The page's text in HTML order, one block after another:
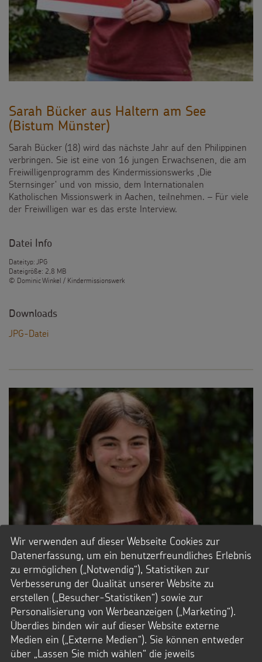
Sarah Bücker aus Haltern am See
(Bistum Münster)
Sarah Bücker (18) wird das nächste Jahr auf den Philippinen
verbringen. Sie ist eine von 16 jungen Erwachsenen, die am
Freiwilligenprogramm des Kindermissionswerks ,Die
Sternsinger‘ und von missio, dem Internationalen
Katholischen Missionswerk in Aachen, teilnehmen. – Für viele
der Freiwilligen war es das erste Interview.
Datei Info
Dateityp: JPG
Dateigröße: 2,8 MB
© Dominic Winkel / Kindermissionswerk
Downloads
JPG-Datei
Sarah Bücker aus Haltern am See
(Bistum Münster)
Sarah Bücker (18) wird das nächste Jahr auf den Philippinen
verbringen. Sie ist eine von 16 jungen Erwachsenen, die am
Freiwilligenprogramm des Kindermissionswerks ,Die
Sternsinger‘ und von missio, dem Internationalen
Wir verwenden auf dieser Webseite Cookies zur
Datenerfassung, um ein benutzerfreundliches Erlebnis
zu ermöglichen („Notwendig“), Statistiken zur
Verbesserung der Qualität unserer Website zu
erstellen („Besucher-Statistiken“) sowie zur
Personalisierung von Werbeanzeigen („Marketing“).
Überdies binden wir auf dieser Website externe
Medien ein („Externe Medien“). Sie können entweder
über „Lassen Sie mich wählen“ die jeweils